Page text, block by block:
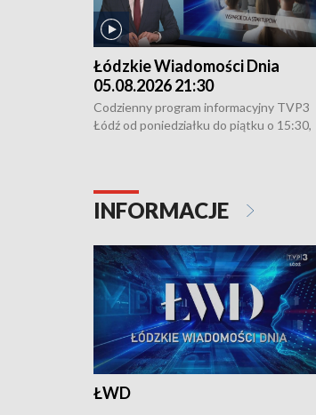
Łódzkie Wiadomości Dnia
05.08.2026 21:30
Codzienny program informacyjny TVP3
Łódź od poniedziałku do piątku o 15:30,
INFORMACJE
ŁWD